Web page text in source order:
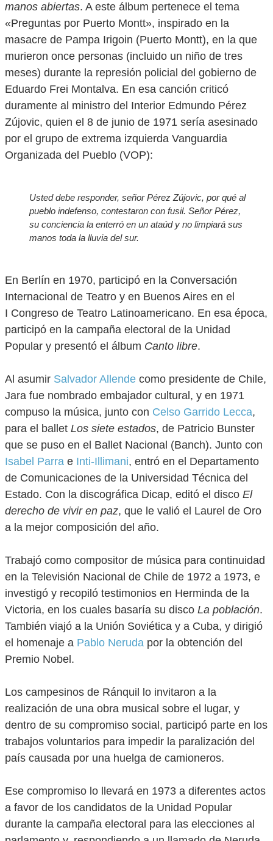
manos abiertas. A este álbum pertenece el tema
«Preguntas por Puerto Montt», inspirado en la
masacre de Pampa Irigoin (Puerto Montt), en la que
murieron once personas (incluido un niño de tres
meses) durante la represión policial del gobierno de
Eduardo Frei Montalva. En esa canción criticó
duramente al ministro del Interior Edmundo Pérez
Zújovic, quien el 8 de junio de 1971 sería asesinado
por el grupo de extrema izquierda Vanguardia
Organizada del Pueblo (VOP):
Usted debe responder, señor Pérez Zújovic, por qué al
pueblo indefenso, contestaron con fusil. Señor Pérez,
su conciencia la enterró en un ataúd y no limpiará sus
manos toda la lluvia del sur.
En Berlín en 1970, participó en la Conversación
Internacional de Teatro y en Buenos Aires en el
I Congreso de Teatro Latinoamericano. En esa época,
participó en la campaña electoral de la Unidad
Popular y presentó el álbum Canto libre.
Al asumir Salvador Allende como presidente de Chile,
Jara fue nombrado embajador cultural, y en 1971
compuso la música, junto con Celso Garrido Lecca,
para el ballet Los siete estados, de Patricio Bunster
que se puso en el Ballet Nacional (Banch). Junto con
Isabel Parra e Inti-Illimani, entró en el Departamento
de Comunicaciones de la Universidad Técnica del
Estado. Con la discográfica Dicap, editó el disco El
derecho de vivir en paz, que le valió el Laurel de Oro
a la mejor composición del año.
Trabajó como compositor de música para continuidad
en la Televisión Nacional de Chile de 1972 a 1973, e
investigó y recopiló testimonios en Herminda de la
Victoria, en los cuales basaría su disco La población.
También viajó a la Unión Soviética y a Cuba, y dirigió
el homenaje a Pablo Neruda por la obtención del
Premio Nobel.
Los campesinos de Ránquil lo invitaron a la
realización de una obra musical sobre el lugar, y
dentro de su compromiso social, participó parte en los
trabajos voluntarios para impedir la paralización del
país causada por una huelga de camioneros.
Ese compromiso lo llevará en 1973 a diferentes actos
a favor de los candidatos de la Unidad Popular
durante la campaña electoral para las elecciones al